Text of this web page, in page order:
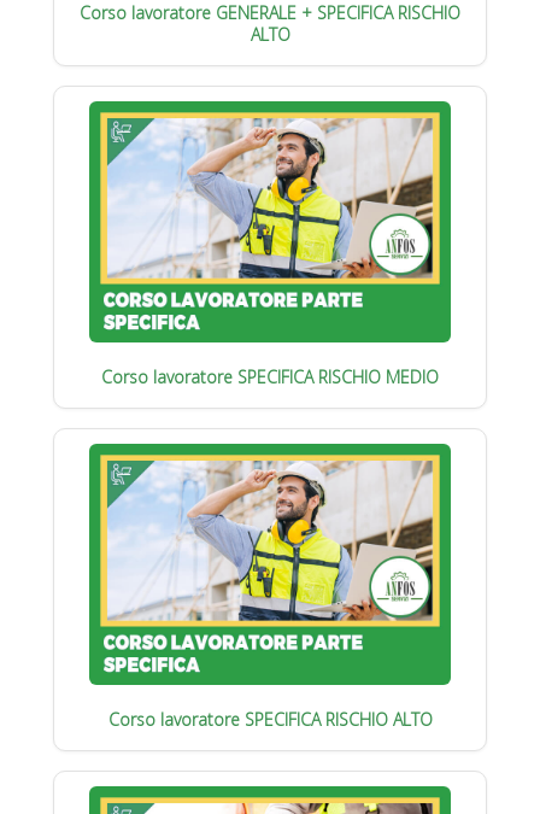
Corso lavoratore GENERALE + SPECIFICA RISCHIO
ALTO
Corso lavoratore SPECIFICA RISCHIO MEDIO
Corso lavoratore SPECIFICA RISCHIO ALTO